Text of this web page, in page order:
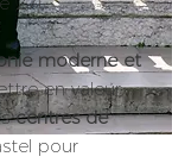
moderne et
en valeur
centres de
pour